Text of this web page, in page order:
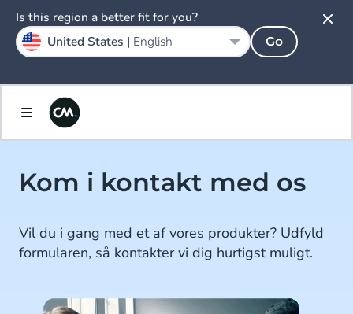
Kom i kontakt med os
Vil du i gang med et af vores produkter? Udfyld
formularen, så kontakter vi dig hurtigst muligt.
Is this region a better fit for you?
United States | English Go